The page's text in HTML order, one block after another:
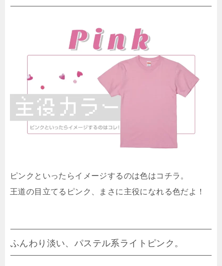
ピンクといったらイメージするのは色はコチラ。
王道の目立てるピンク、まさに主役になれる色だよ！
ふんわり淡い、パステル系ライトピンク。